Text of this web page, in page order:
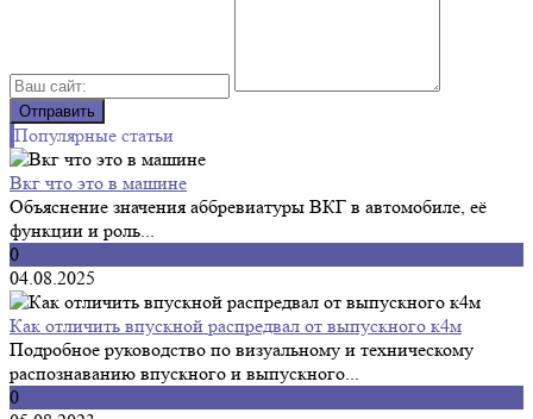
Популярные статьи
Вкг что это в машине
Объяснение значения аббревиатуры ВКГ в автомобиле, её
функции и роль...
0
04.08.2025
Как отличить впускной распредвал от выпускного к4м
Подробное руководство по визуальному и техническому
распознаванию впускного и выпускного...
0